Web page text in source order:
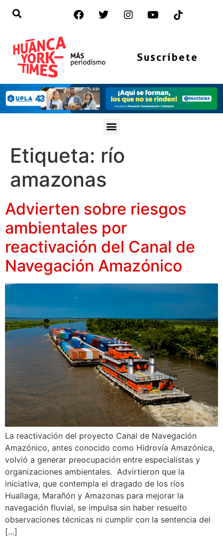
Suscríbete
Etiqueta: río
amazonas
Advierten sobre riesgos
ambientales por
reactivación del Canal de
Navegación Amazónico
La reactivación del proyecto Canal de Navegación
Amazónico, antes conocido como Hidrovía Amazónica,
volvió a generar preocupación entre especialistas y
organizaciones ambientales. Advirtieron que la
iniciativa, que contempla el dragado de los ríos
Huallaga, Marañón y Amazonas para mejorar la
navegación fluvial, se impulsa sin haber resuelto
observaciones técnicas ni cumplir con la sentencia del
[…]